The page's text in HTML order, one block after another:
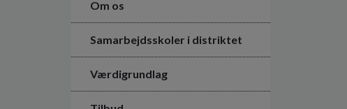
Om os
Samarbejdsskoler i distriktet
Værdigrundlag